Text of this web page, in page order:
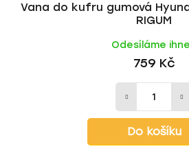
Vana do kufru gumová
RIGUM
Odesíláme
759 Kč
Do košíku